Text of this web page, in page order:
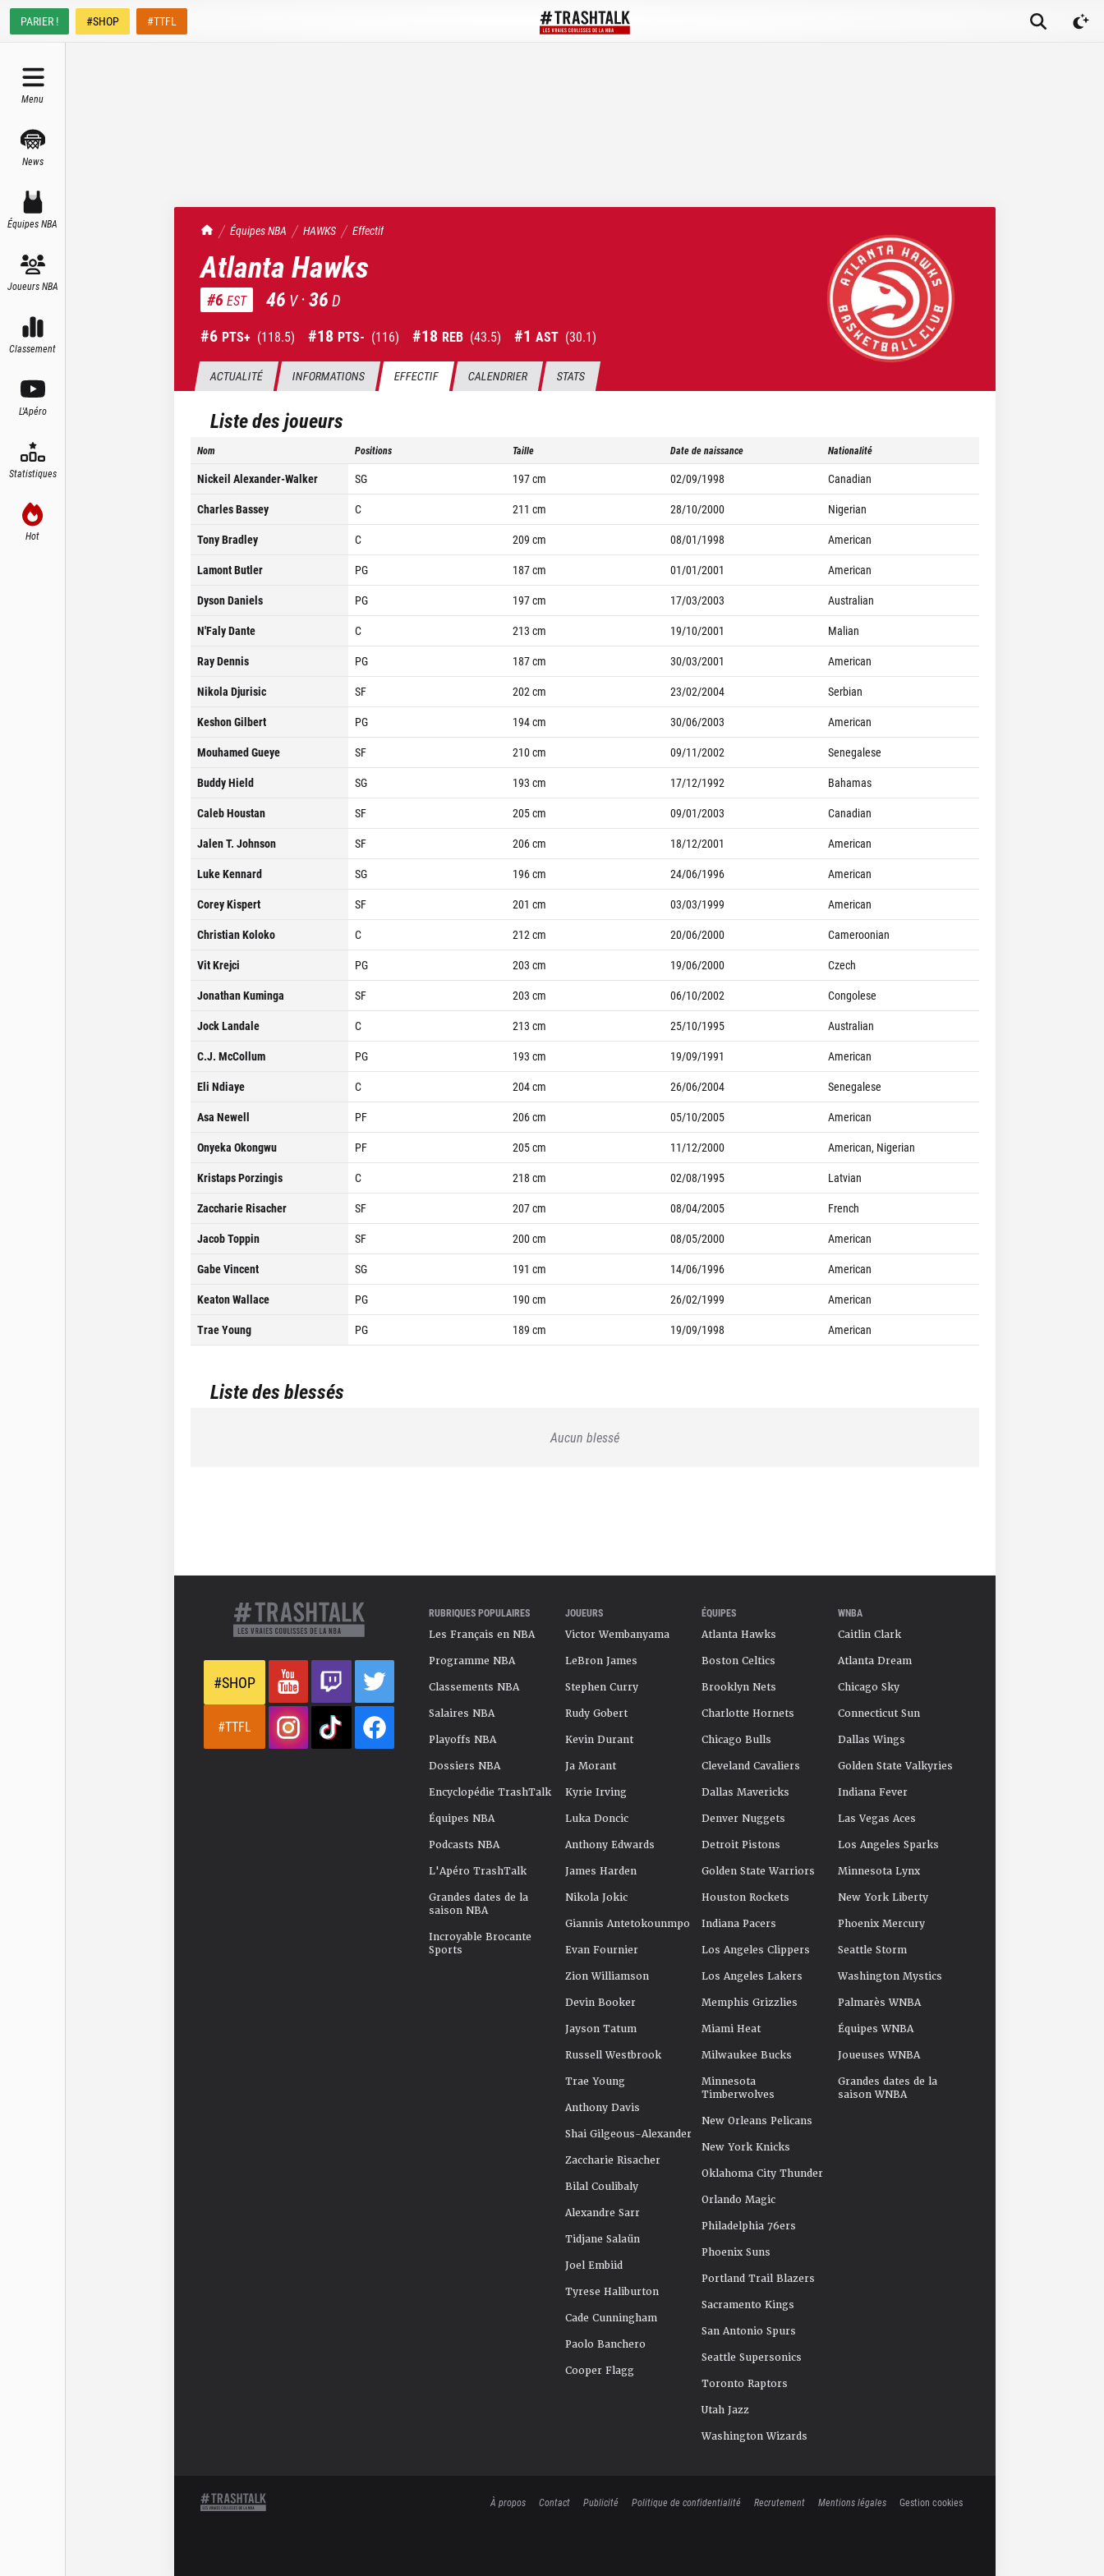
PARIER ! #SHOP #TTFL
Menu
News
Équipes NBA
Joueurs NBA
Classement
L'Apéro
Statistiques
Hot
TrashTalk Actu NBA
Équipes NBA HAWKS Effectif
Atlanta Hawks
#6 EST 46 V ·36 D
#6 PTS+ (118.5) #18 PTS- (116) #18 REB (43.5) #1 AST (30.1)
ACTUALITÉ INFORMATIONS EFFECTIF CALENDRIER STATS
Liste des joueurs
Nom Positions Taille Date de naissance Nationalité
Nickeil Alexander-Walker SG 197cm 02/09/1998
Canadian
Charles Bassey
C 211 cm 28/10/2000
Nigerian
Tony Bradley
C 209 cm 08/01/1998
American
Lamont Butler
PG 187cm 01/01/2001
American
Dyson Daniels
PG 197cm 17/03/2003
Australian
N'Faly Dante
C 213 cm 19/10/2001
Malian
Ray Dennis
PG 187cm 30/03/2001
American
Nikola Djurisic
SF 202cm 23/02/2004
Serbian
Keshon Gilbert
PG 194cm 30/06/2003
American
Mouhamed Gueye
SF 210cm 09/11/2002
Senegalese
Buddy Hield
SG 193 cm 17/12/1992
Bahamas
Caleb Houstan
SF 205cm 09/01/2003
Canadian
Jalen T. Johnson
SF 206cm 18/12/2001
American
Luke Kennard
SG 196cm 24/06/1996
American
Corey Kispert
SF 201 cm 03/03/1999
American
Christian Koloko
C 212cm 20/06/2000
Cameroonian
Vit Krejci
PG 203 cm 19/06/2000
Czech
Jonathan Kuminga
SF 203 cm 06/10/2002
Congolese
Jock Landale
C 213 cm 25/10/1995
Australian
C.J. McCollum
PG 193 cm 19/09/1991
American
Eli Ndiaye
C 204cm 26/06/2004
Senegalese
Asa Newell
PF 206cm 05/10/2005
American
Onyeka Okongwu
PF 205cm 11/12/2000
American, Nigerian
Kristaps Porzingis
C 218 cm 02/08/1995
Latvian
Zaccharie Risacher
SF 207cm 08/04/2005
French
Jacob Toppin
SF 200cm 08/05/2000
American
Gabe Vincent
SG 191 cm 14/06/1996
American
Keaton Wallace
PG 190cm 26/02/1999
American
Trae Young
PG 189 cm 19/09/1998 American
Liste des blessés
Aucun blessé
#SHOP
#TTFL
RUBRIQUES POPULAIRES
Les Français en NBA
Programme NBA
Classements NBA
Salaires NBA
Playoffs NBA
Dossiers NBA
Encyclopédie TrashTalk
Équipes NBA
Podcasts NBA
L'Apéro TrashTalk
Grandes dates de la
saison NBA
Incroyable Brocante
Sports
JOUEURS
Victor Wembanyama
LeBron James
Stephen Curry
Rudy Gobert
Kevin Durant
Ja Morant
Kyrie Irving
Luka Doncic
Anthony Edwards
James Harden
Nikola Jokic
Giannis Antetokounmpo
Evan Fournier
Zion Williamson
Devin Booker
Jayson Tatum
Russell Westbrook
Trae Young
Anthony Davis
Shai Gilgeous-Alexander
Zaccharie Risacher
Bilal Coulibaly
Alexandre Sarr
Tidjane Salaün
Joel Embiid
Tyrese Haliburton
Cade Cunningham
Paolo Banchero
Cooper Flagg
ÉQUIPES
Atlanta Hawks
Boston Celtics
Brooklyn Nets
Charlotte Hornets
Chicago Bulls
Cleveland Cavaliers
Dallas Mavericks
Denver Nuggets
Detroit Pistons
Golden State Warriors
Houston Rockets
Indiana Pacers
Los Angeles Clippers
Los Angeles Lakers
Memphis Grizzlies
Miami Heat
Milwaukee Bucks
Minnesota
Timberwolves
New Orleans Pelicans
New York Knicks
Oklahoma City Thunder
Orlando Magic
Philadelphia 76ers
Phoenix Suns
Portland Trail Blazers
Sacramento Kings
San Antonio Spurs
Seattle Supersonics
Toronto Raptors
Utah Jazz
Washington Wizards
WNBA
Caitlin Clark
Atlanta Dream
Chicago Sky
Connecticut Sun
Dallas Wings
Golden State Valkyries
Indiana Fever
Las Vegas Aces
Los Angeles Sparks
Minnesota Lynx
New York Liberty
Phoenix Mercury
Seattle Storm
Washington Mystics
Palmarès WNBA
Équipes WNBA
Joueuses WNBA
Grandes dates de la
saison WNBA
À propos Contact Publicité Politique de confidentialité Recrutement Mentions légales Gestion cookies